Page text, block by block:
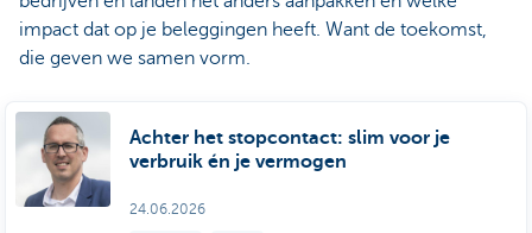
impact dat op je beleggingen heeft. Want de toekomst,
die geven we samen vorm.
Achter het stopcontact: slim voor je
verbruik én je vermogen
24.06.2026